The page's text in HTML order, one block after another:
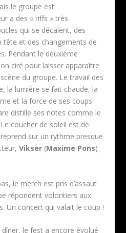
le groupe est
a des « riffs » très
qui se décalent, des
et des changements de
Pendant le deuxième
ciré pour laisser apparaître
du groupe. Le travail des
la lumière se fait chaude, la
et la force de ses coups
distille ses notes comme le
coucher de soleil est de
sur un rythme presque
Vikser (Maxime Pons)
le merch est pris d’assaut
répondent volontiers aux
Un concert qui valait le coup !
le fest a encore évolué